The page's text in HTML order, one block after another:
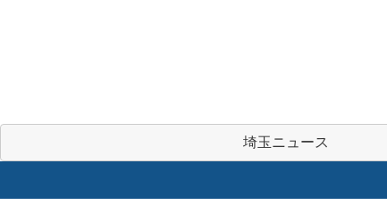
埼玉ニュース